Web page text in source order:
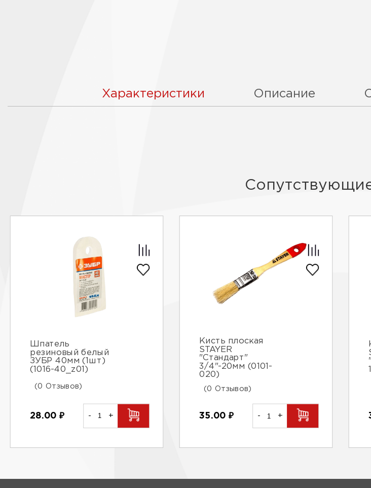
Характеристики Описание
Шпатель
резиновый белый
ЗУБР 40мм (1шт)
(1016-40_z01)
(0 Отзывов)
28.00 ₽ - +
Кисть плоская
STAYER
"Стандарт"
3/4"-20мм (0101-
020)
(0 Отзывов)
35.00 ₽ - +